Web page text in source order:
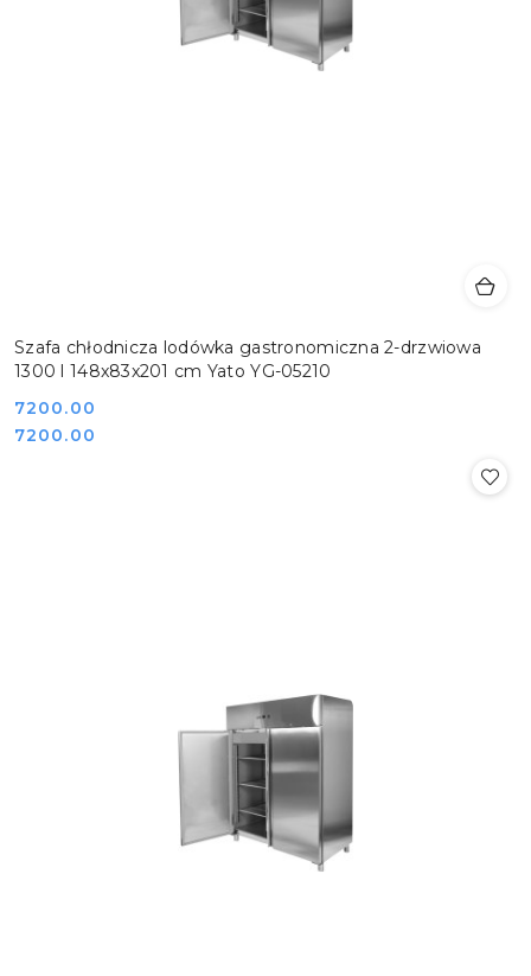
Szafa chłodnicza lodówka gastronomiczna 2-drzwiowa
1300 l 148x83x201 cm Yato YG-05210
Cena:
7200.00
Cena:
7200.00